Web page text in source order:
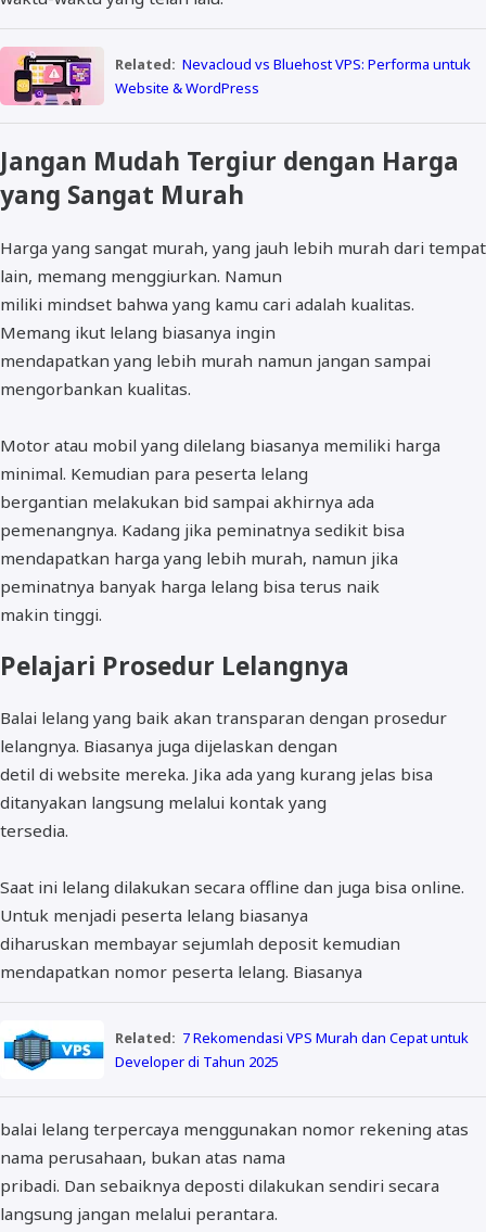
Related: Nevacloud vs Bluehost VPS: Performa untuk
Website & WordPress
Jangan Mudah Tergiur dengan Harga
yang Sangat Murah
Harga yang sangat murah, yang jauh lebih murah dari tempat
lain, memang menggiurkan. Namun
miliki mindset bahwa yang kamu cari adalah kualitas.
Memang ikut lelang biasanya ingin
mendapatkan yang lebih murah namun jangan sampai
mengorbankan kualitas.
Motor atau mobil yang dilelang biasanya memiliki harga
minimal. Kemudian para peserta lelang
bergantian melakukan bid sampai akhirnya ada
pemenangnya. Kadang jika peminatnya sedikit bisa
mendapatkan harga yang lebih murah, namun jika
peminatnya banyak harga lelang bisa terus naik
makin tinggi.
Pelajari Prosedur Lelangnya
Balai lelang yang baik akan transparan dengan prosedur
lelangnya. Biasanya juga dijelaskan dengan
detil di website mereka. Jika ada yang kurang jelas bisa
ditanyakan langsung melalui kontak yang
tersedia.
Saat ini lelang dilakukan secara offline dan juga bisa online.
Untuk menjadi peserta lelang biasanya
diharuskan membayar sejumlah deposit kemudian
mendapatkan nomor peserta lelang. Biasanya
Related: 7 Rekomendasi VPS Murah dan Cepat untuk
Developer di Tahun 2025
balai lelang terpercaya menggunakan nomor rekening atas
nama perusahaan, bukan atas nama
pribadi. Dan sebaiknya deposti dilakukan sendiri secara
langsung jangan melalui perantara.